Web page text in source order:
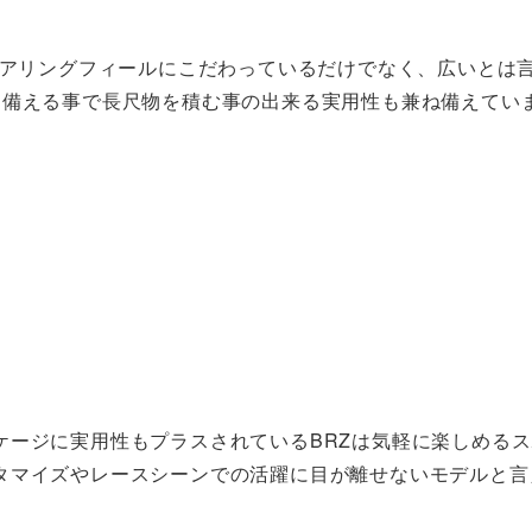
ングフィールにこだわっているだけでなく、広いとは
える事で長尺物を積む事の出来る実用性も兼ね備えてい
ジに実用性もプラスされているBRZは気軽に楽しめる
イズやレースシーンでの活躍に目が離せないモデルと